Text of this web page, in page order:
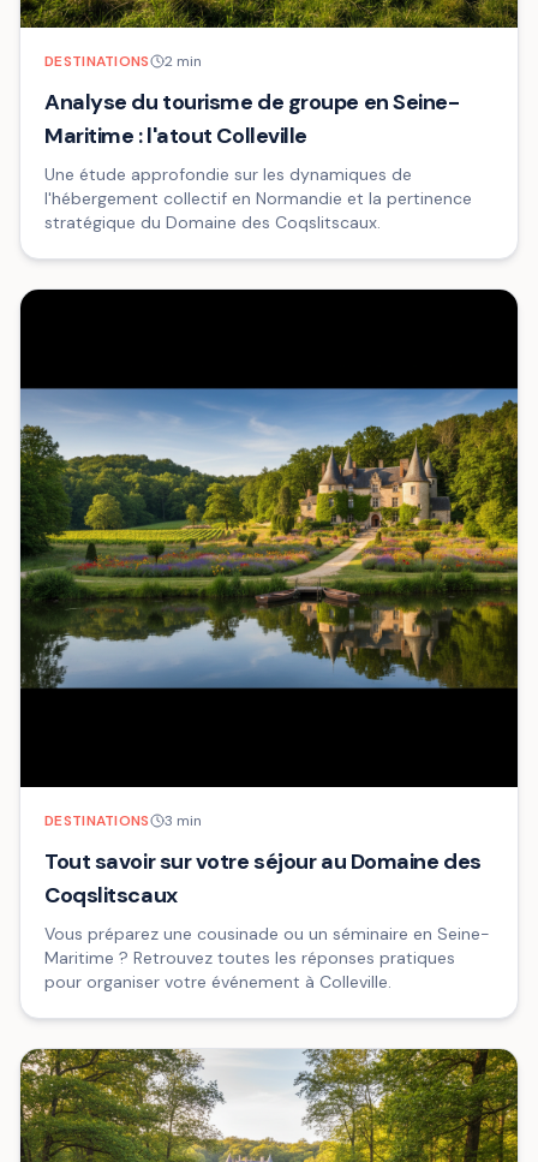
DESTINATIONS 2min
Analyse du tourisme de groupe en Seine-
Maritime : l'atout Colleville
Une étude approfondie sur les dynamiques de
l'hébergement collectif en Normandie et la pertinence
stratégique du Domaine des Coqslitscaux.
DESTINATIONS 3 min
Tout savoir sur votre séjour au Domaine des
Coqslitscaux
Vous préparez une cousinade ou un séminaire en Seine-
Maritime ? Retrouvez toutes les réponses pratiques
pour organiser votre événement à Colleville.